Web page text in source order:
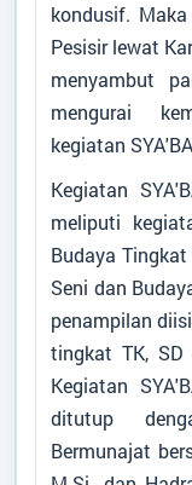
kondusif.
Pesisir lewat
menyambut
mengurai
kegiatan
Kegiatan
meliputi
Budaya
Seni dan
penampilan
tingkat TK, SD
Kegiatan
ditutup
Bermunajat